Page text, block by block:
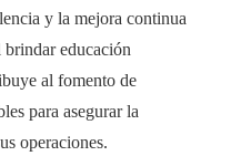
y la mejora continua
educación
al fomento de
para asegurar la
operaciones.